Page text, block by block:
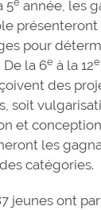
5
année, les
pour
la 6e à la 12e
des
soit
et
les
catégories.
jeunes ont